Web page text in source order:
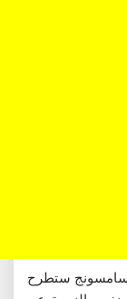
سامسونج ستطرح